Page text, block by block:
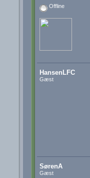
Offline
HansenLFC
Gæst
SørenA
Gæst